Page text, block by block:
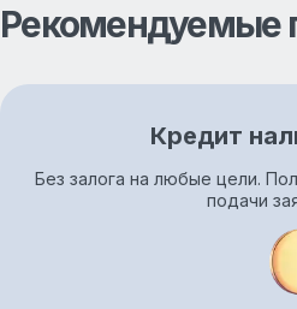
Рекомендуемые
Кредит
Без залога на любые цели.
подачи